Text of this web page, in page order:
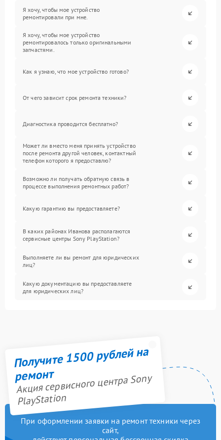
Я хочу, чтобы мое устройство
ремонтировали при мне.
Я хочу, чтобы мое устройство
ремонтировалось только оригинальными
запчастями.
Как я узнаю, что мое устройство готово?
От чего зависит срок ремонта техники?
Диагностика проводится бесплатно?
Может ли вместо меня принять устройство
после ремонта другой человек, контактный
телефон которого я предоставлю?
Возможно ли получать обратную связь в
процессе выполнения ремонтных работ?
Какую гарантию вы предоставляете?
В каких районах Иванова располагаются
сервисные центры Sony PlayStation?
Выполняете ли вы ремонт для юридических
лиц?
Какую документацию вы предоставляете
для юридических лиц?
Получите 1500 рублей на
ремонт
Акция сервисного центра Sony
PlayStation
При оформлении заявки на ремонт техники через
сайт,